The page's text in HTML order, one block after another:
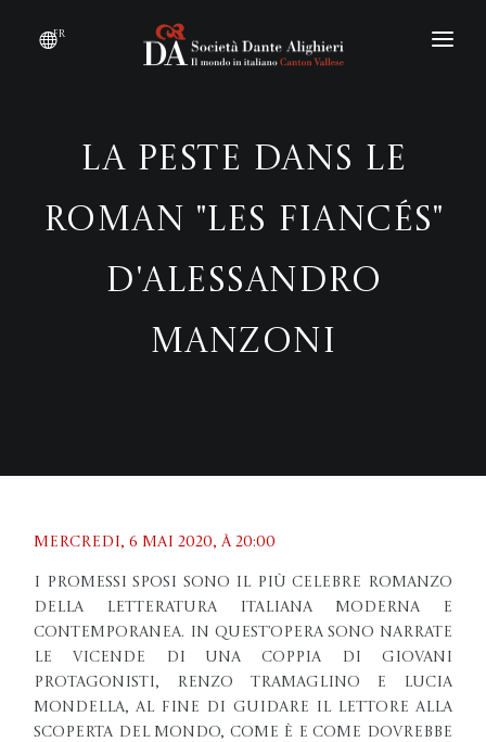
fr
CONVENTIONS
La peste dans le
roman "Les Fiancés"
d'Alessandro
Manzoni
Mercredi, 6 mai 2020, À 20:00
I Promessi sposi sono il più celebre romanzo
della letteratura italiana moderna e
contemporanea. In quest’opera sono narrate
le vicende di una coppia di giovani
protagonisti, Renzo Tramaglino e Lucia
Mondella, al fine di guidare il lettore alla
scoperta del mondo, come è e come dovrebbe